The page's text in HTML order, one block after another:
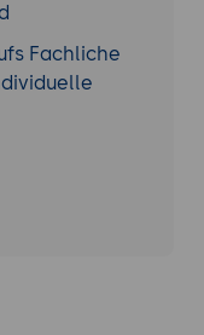
Fachliche